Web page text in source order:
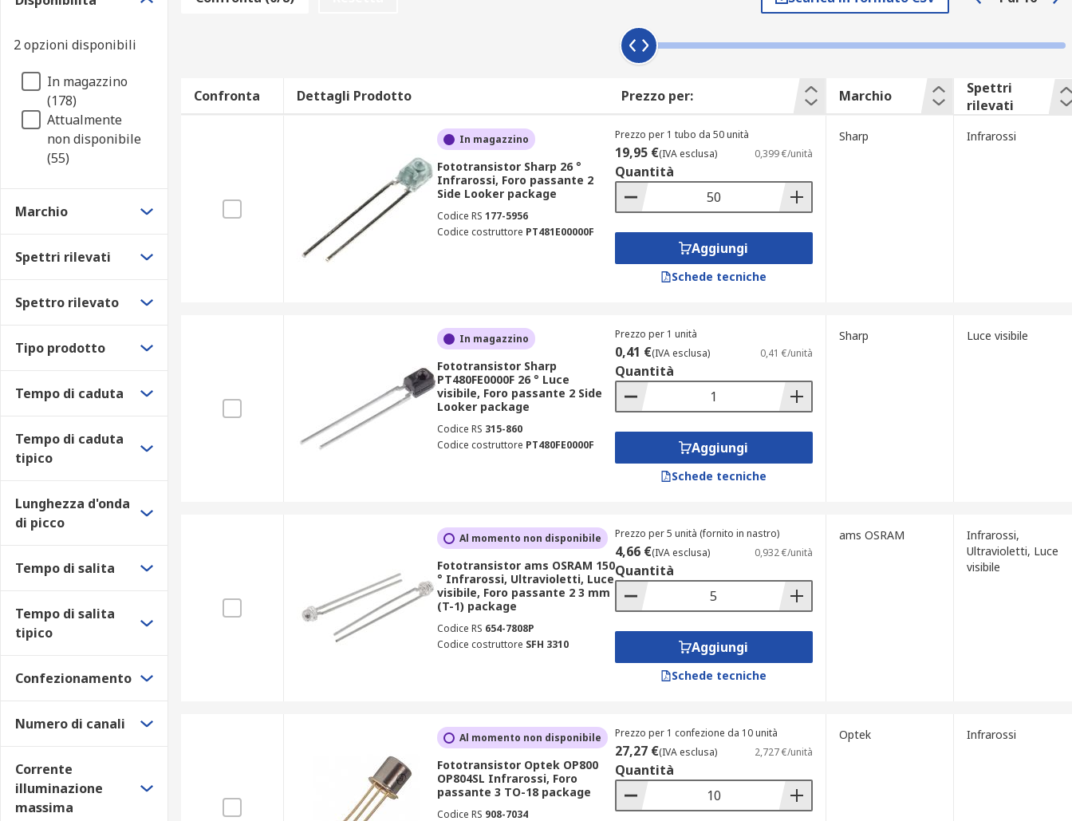
Cornici per foto digitali• PC o computer portatili• Interruttori automatici (apparecchiature di illuminazione)• Macchine fotografiche IP• Dispositivi di
2 opzioni disponibili
In magazzino
(178)
Attualmente
non disponibile
(55)
Marchio
Spettri rilevati
Spettro rilevato
Tipo prodotto
Tempo di caduta
Tempo di caduta
tipico
Lunghezza d'onda
di picco
Tempo di salita
Tempo di salita
tipico
Confezionamento
Numero di canali
Corrente
illuminazione
massima
Confronta Dettagli Prodotto Prezzo per: Marchio
Spettri
rilevati
In magazzino
Fototransistor Sharp 26 °
Infrarossi, Foro passante 2
Side Looker package
Codice RS 177-5956
Codice costruttore PT481E00000F
Prezzo per 1 tubo da 50 unità
19,95 €(IVA esclusa) 0,399 €/unità
Quantità
Aggiungi
Schede tecniche
Sharp Infrarossi
In magazzino
Fototransistor Sharp
PT480FE0000F 26 ° Luce
visibile, Foro passante 2 Side
Looker package
Codice RS 315-860
Codice costruttore PT480FE0000F
Prezzo per 1 unità
0,41 €(IVA esclusa) 0,41 €/unità
Quantità
Aggiungi
Schede tecniche
Sharp Luce visibile
Al momento non disponibile
Fototransistor ams OSRAM 150
° Infrarossi, Ultravioletti, Luce
visibile, Foro passante 2 3 mm
(T-1) package
Codice RS 654-7808P
Codice costruttore SFH 3310
Prezzo per 5 unità (fornito in nastro)
4,66 €(IVA esclusa) 0,932 €/unità
Quantità
Aggiungi
Schede tecniche
ams OSRAM
Infrarossi,
Ultravioletti, Luce
visibile
Al momento non disponibile
Fototransistor Optek OP800
OP804SL Infrarossi, Foro
passante 3 TO-18 package
Codice RS 908-7034
Prezzo per 1 confezione da 10 unità
27,27 €(IVA esclusa) 2,727 €/unità
Quantità
Optek Infrarossi